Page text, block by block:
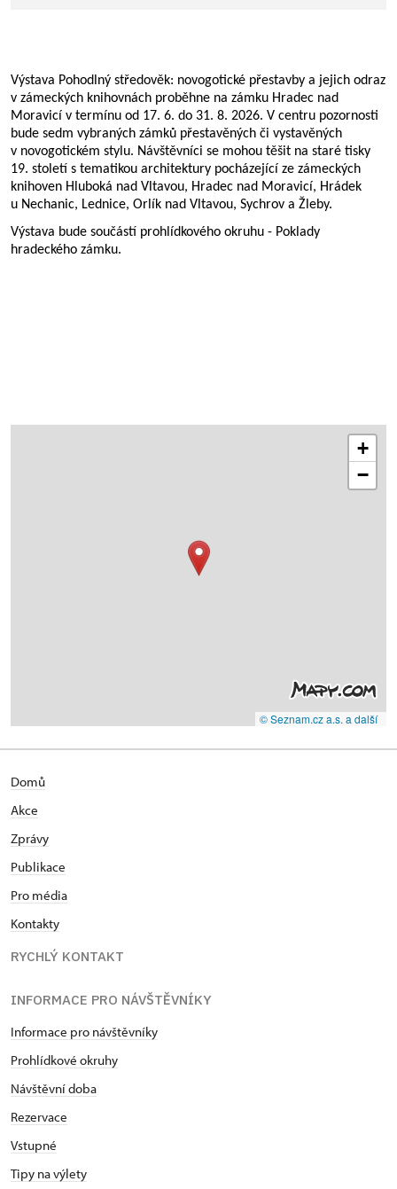
Výstava Pohodlný středověk: novogotické přestavby a jejich odraz
v zámeckých knihovnách proběhne na zámku Hradec nad
Moravicí v termínu od 17. 6. do 31. 8. 2026. V centru pozornosti
bude sedm vybraných zámků přestavěných či vystavěných
v novogotickém stylu. Návštěvníci se mohou těšit na staré tisky
19. století s tematikou architektury pocházející ze zámeckých
knihoven Hluboká nad Vltavou, Hradec nad Moravicí, Hrádek
u Nechanic, Lednice, Orlík nad Vltavou, Sychrov a Žleby.
Výstava bude součástí prohlídkového okruhu - Poklady
hradeckého zámku.
+
−
© Seznam.cz a.s. a další
Domů
Akce
Zprávy
Publikace
Pro média
Kontakty
RYCHLÝ KONTAKT
INFORMACE PRO NÁVŠTĚVNÍKY
Informace pro návštěvníky
Prohlídkové okruhy
Návštěvní doba
Rezervace
Vstupné
Tipy na výlety